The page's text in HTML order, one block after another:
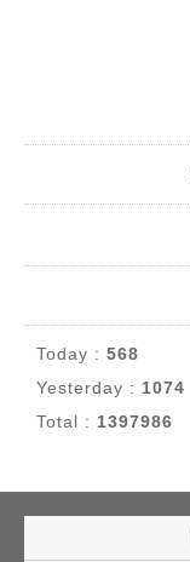
Today : 568
Yesterday : 1074
Total : 1397986